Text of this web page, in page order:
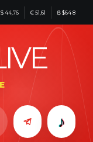
$ 44,76 € 51,61 ₿ $64 821
♪